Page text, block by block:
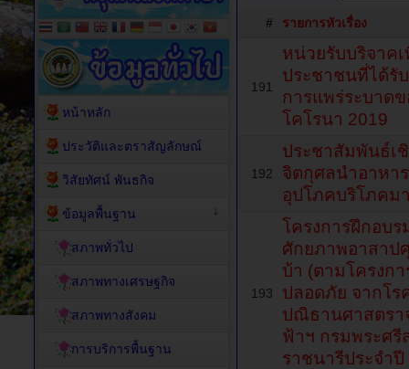
# รายการหัวเรื่อง
191
หน่วยรับบริจาค
ประชาชนที่ได้รั
การแพร่ระบาด
โคโรนา 2019
192
ประชาสัมพันธ์
จิตกุศลนำอาหาร
อุปโภคบริโภคม
193
โครงการฝึกอบ
ศักยภาพอาสาป
บ้า (ตามโครงก
ปลอดภัย จากโ
ปณิธานศาสตรา
ฟ้าฯ กรมพระศ
ราชนารีประจำ
หน้าหลัก
ประวัติและตราสัญลักษณ์
วิสัยทัศน์ พันธกิจ
ข้อมูลพื้นฐาน
สภาพทั่วไป
สภาพทางเศรษฐกิจ
สภาพทางสังคม
การบริการพื้นฐาน